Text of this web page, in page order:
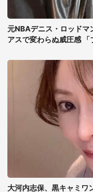
元NBAデニス・ロッド
アスで変わらぬ威圧感
大河内志保、黒キャミワ